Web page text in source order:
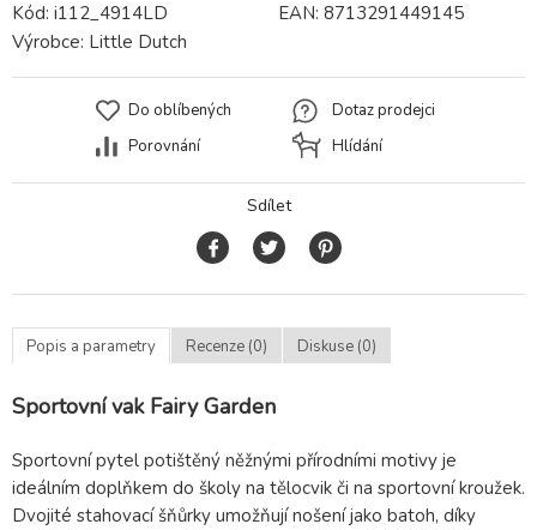
Kód: i112_4914LD EAN: 8713291449145
Výrobce: Little Dutch
Do oblíbených
Porovnání
Dotaz prodejci
Hlídání
Sdílet
Popis a parametry Recenze (0) Diskuse (0)
Sportovní vak Fairy Garden
Sportovní pytel potištěný něžnými přírodními motivy je
ideálním doplňkem do školy na tělocvik či na sportovní kroužek.
Dvojité stahovací šňůrky umožňují nošení jako batoh, díky